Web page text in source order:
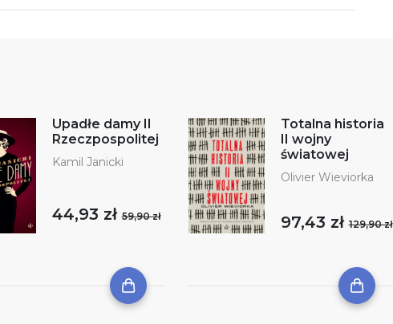
Upadłe damy II
Rzeczpospolitej
Kamil Janicki
44,93 zł59,90 zł
Totalna historia
II wojny
światowej
Olivier Wieviorka
97,43 zł129,90 zł